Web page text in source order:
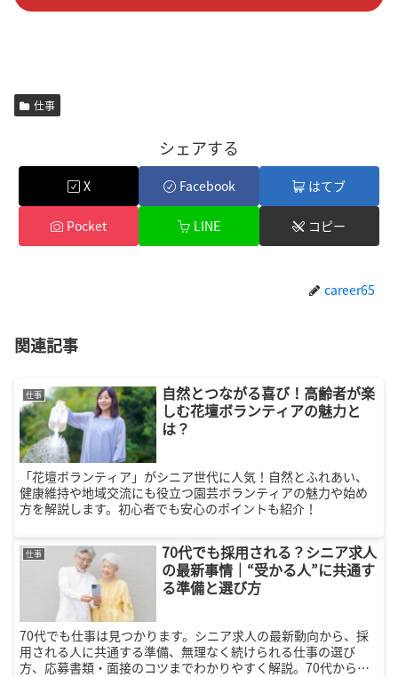
仕事
シェアする
X Facebook はてブ
Pocket LINE コピー
career65
関連記事
仕事
自然とつながる喜び！高齢者が楽
しむ花壇ボランティアの魅力と
は？
「花壇ボランティア」がシニア世代に人気！自然とふれあい、
健康維持や地域交流にも役立つ園芸ボランティアの魅力や始め
方を解説します。初心者でも安心のポイントも紹介！
仕事
70代でも採用される？シニア求人
の最新事情｜“受かる人”に共通す
る準備と選び方
70代でも仕事は見つかります。シニア求人の最新動向から、採
用される人に共通する準備、無理なく続けられる仕事の選び
方、応募書類・面接のコツまでわかりやすく解説。70代からの